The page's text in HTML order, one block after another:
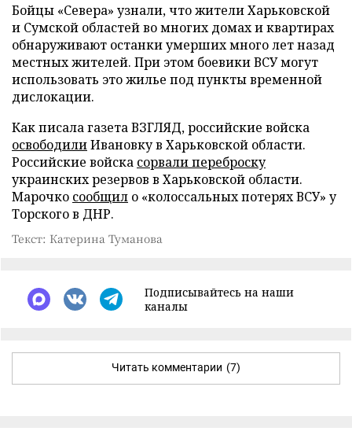
Бойцы «Севера» узнали, что жители Харьковской
и Сумской областей во многих домах и квартирах
обнаруживают останки умерших много лет назад
местных жителей. При этом боевики ВСУ могут
использовать это жилье под пункты временной
дислокации.
Как писала газета ВЗГЛЯД, российские войска
освободилиИвановку в Харьковской области.
Российские войска сорвали переброску
украинских резервов в Харьковской области.
Марочко сообщил о «колоссальных потерях ВСУ» у
Торского в ДНР.
Текст: Катерина Туманова
Подписывайтесь на наши
каналы
Читать комментарии (7)